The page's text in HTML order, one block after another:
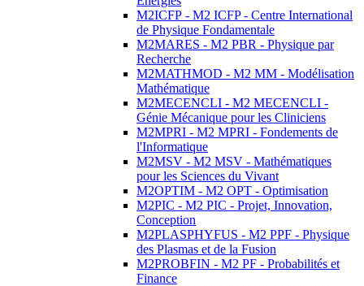
M2ICFP - M2 ICFP - Centre International
de Physique Fondamentale
M2MARES - M2 PBR - Physique par
Recherche
M2MATHMOD - M2 MM - Modélisation
Mathématique
M2MECENCLI - M2 MECENCLI -
Génie Mécanique pour les Cliniciens
M2MPRI - M2 MPRI - Fondements de
l'Informatique
M2MSV - M2 MSV - Mathématiques
pour les Sciences du Vivant
M2OPTIM - M2 OPT - Optimisation
M2PIC - M2 PIC - Projet, Innovation,
Conception
M2PLASPHYFUS - M2 PPF - Physique
des Plasmas et de la Fusion
M2PROBFIN - M2 PF - Probabilités et
Finance